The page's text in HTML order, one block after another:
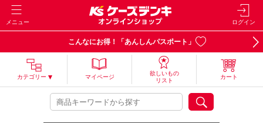
メニュー ログイン
こんなにお得！「あんしんパスポート」
カテゴリー マイページ
欲しいもの
リスト
カート